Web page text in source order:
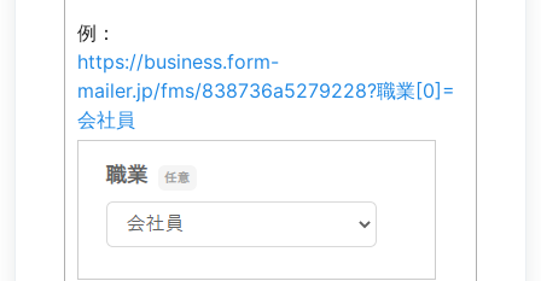
例：
https://business.form-
mailer.jp/fms/838736a5279228?職業[0]=
会社員